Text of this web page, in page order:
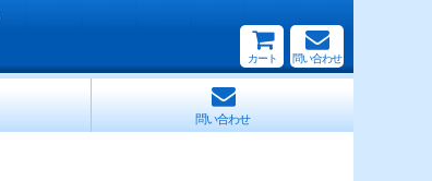
カート 問い合わせ
問い合わせ